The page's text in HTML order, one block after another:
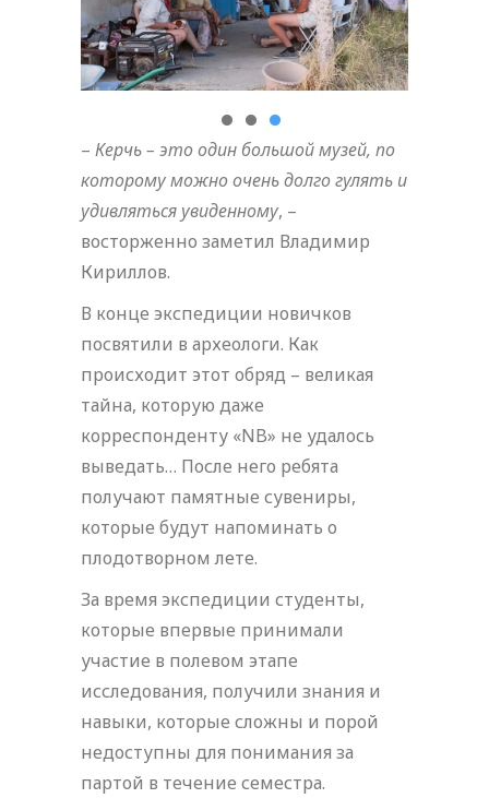
– Керчь – это один большой музей, по
которому можно очень долго гулять и
удивляться увиденному, –
восторженно заметил Владимир
Кириллов.
В конце экспедиции новичков
посвятили в археологи. Как
происходит этот обряд – великая
тайна, которую даже
корреспонденту «NB» не удалось
выведать… После него ребята
получают памятные сувениры,
которые будут напоминать о
плодотворном лете.
За время экспедиции студенты,
которые впервые принимали
участие в полевом этапе
исследования, получили знания и
навыки, которые сложны и порой
недоступны для понимания за
партой в течение семестра.